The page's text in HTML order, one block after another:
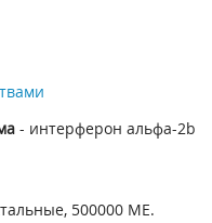
- интерферон альфа-2b
500000 ME.